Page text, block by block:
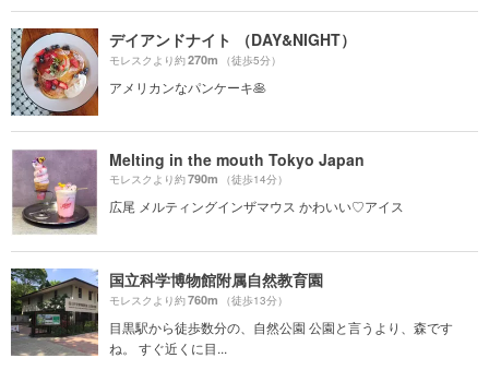
デイアンドナイト （DAY&NIGHT）
モレスクより約270m （徒歩5分）
アメリカンなパンケーキ🥞
Melting in the mouth Tokyo Japan
モレスクより約790m （徒歩14分）
広尾 メルティングインザマウス かわいい♡アイス
国立科学博物館附属自然教育園
モレスクより約760m （徒歩13分）
目黒駅から徒歩数分の、自然公園 公園と言うより、森です
ね。 すぐ近くに目...